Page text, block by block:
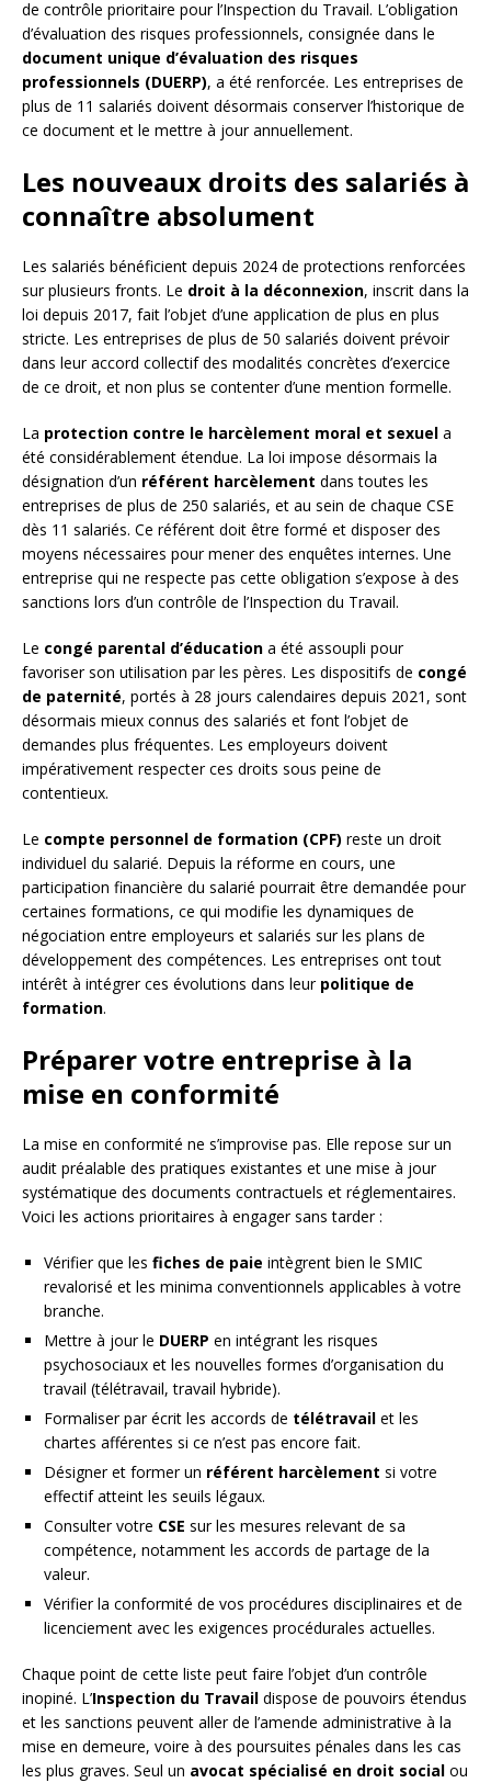
de contrôle prioritaire pour l’Inspection du Travail. L’obligation
d’évaluation des risques professionnels, consignée dans le
document unique d’évaluation des risques
professionnels (DUERP), a été renforcée. Les entreprises de
plus de 11 salariés doivent désormais conserver l’historique de
ce document et le mettre à jour annuellement.
Les nouveaux droits des salariés à
connaître absolument
Les salariés bénéficient depuis 2024 de protections renforcées
sur plusieurs fronts. Le droit à la déconnexion, inscrit dans la
loi depuis 2017, fait l’objet d’une application de plus en plus
stricte. Les entreprises de plus de 50 salariés doivent prévoir
dans leur accord collectif des modalités concrètes d’exercice
de ce droit, et non plus se contenter d’une mention formelle.
La protection contre le harcèlement moral et sexuel a
été considérablement étendue. La loi impose désormais la
désignation d’un référent harcèlement dans toutes les
entreprises de plus de 250 salariés, et au sein de chaque CSE
dès 11 salariés. Ce référent doit être formé et disposer des
moyens nécessaires pour mener des enquêtes internes. Une
entreprise qui ne respecte pas cette obligation s’expose à des
sanctions lors d’un contrôle de l’Inspection du Travail.
Le congé parental d’éducation a été assoupli pour
favoriser son utilisation par les pères. Les dispositifs de congé
de paternité, portés à 28 jours calendaires depuis 2021, sont
désormais mieux connus des salariés et font l’objet de
demandes plus fréquentes. Les employeurs doivent
impérativement respecter ces droits sous peine de
contentieux.
Le compte personnel de formation (CPF) reste un droit
individuel du salarié. Depuis la réforme en cours, une
participation financière du salarié pourrait être demandée pour
certaines formations, ce qui modifie les dynamiques de
négociation entre employeurs et salariés sur les plans de
développement des compétences. Les entreprises ont tout
intérêt à intégrer ces évolutions dans leur politique de
formation.
Préparer votre entreprise à la
mise en conformité
La mise en conformité ne s’improvise pas. Elle repose sur un
audit préalable des pratiques existantes et une mise à jour
systématique des documents contractuels et réglementaires.
Voici les actions prioritaires à engager sans tarder :
Vérifier que les fiches de paie intègrent bien le SMIC
revalorisé et les minima conventionnels applicables à votre
branche.
Mettre à jour le DUERP en intégrant les risques
psychosociaux et les nouvelles formes d’organisation du
travail (télétravail, travail hybride).
Formaliser par écrit les accords de télétravail et les
chartes afférentes si ce n’est pas encore fait.
Désigner et former un référent harcèlement si votre
effectif atteint les seuils légaux.
Consulter votre CSE sur les mesures relevant de sa
compétence, notamment les accords de partage de la
valeur.
Vérifier la conformité de vos procédures disciplinaires et de
licenciement avec les exigences procédurales actuelles.
Chaque point de cette liste peut faire l’objet d’un contrôle
inopiné. L’Inspection du Travail dispose de pouvoirs étendus
et les sanctions peuvent aller de l’amende administrative à la
mise en demeure, voire à des poursuites pénales dans les cas
les plus graves. Seul un avocat spécialisé en droit social ou